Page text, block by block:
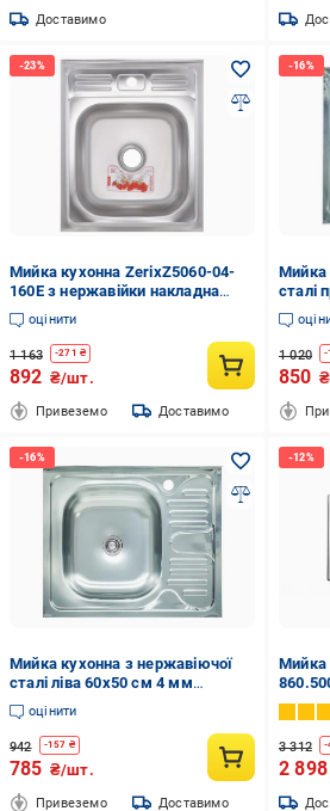
Доставимо
Мийка кухонна ZerixZ5060-04-
160E з нержавійки накладна
прямокутна прямокутна Satin
(ZM0606)
оцінити
1 163 -271 ₴
892 ₴/шт.
Привеземо Доставимо
Мийка
сталі
1 020 -
850
Мийка кухонна з нержавіючої
сталі ліва 60x50 см 4 мм
(30631920)
оцінити
942 -157 ₴
785 ₴/шт.
Привеземо Доставимо
Мийка
3 312 -
2 898